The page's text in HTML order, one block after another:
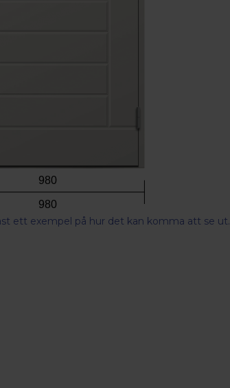
980
980
ett exempel på hur det kan komma att se ut.